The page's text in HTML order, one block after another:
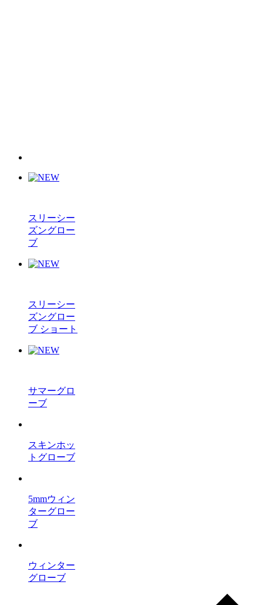
スリーシー
ズングロー
ブ
スリーシー
ズングロー
ブ ショート
サマーグロ
ーブ
スキンホッ
トグローブ
5mmウィン
ターグロー
ブ
ウィンター
グローブ